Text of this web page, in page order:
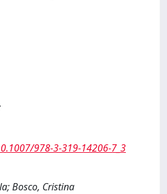
978-3-319-14206-7_3
Bosco, Cristina